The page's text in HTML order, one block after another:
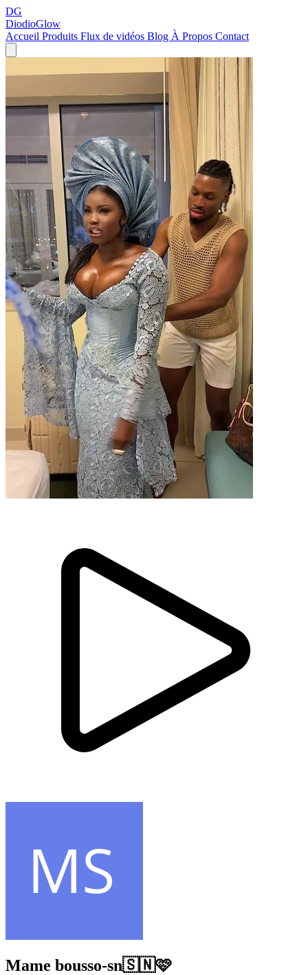
DG
DiodioGlow
Accueil Produits Flux de vidéos Blog À Propos Contact
Mame bousso-sn🇸🇳🩷